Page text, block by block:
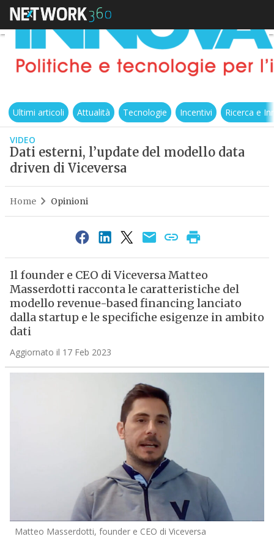
Ultimi articoli Attualità Tecnologie Incentivi Ricerca e
VIDEO
Dati esterni, l’update del modello data
driven di Viceversa
Home Opinioni
Il founder e CEO di Viceversa Matteo
Masserdotti racconta le caratteristiche del
modello revenue-based financing lanciato
dalla startup e le specifiche esigenze in ambito
dati
Aggiornato il 17 Feb 2023
Matteo Masserdotti, founder e CEO di Viceversa